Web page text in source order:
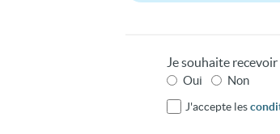
Je souhaite
Oui Non
J'accepte les